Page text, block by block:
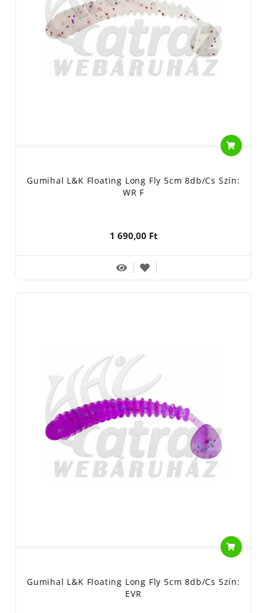
Gumihal L&K Floating Long Fly 5cm 8db/cs Szín:
WR F
1 690,00 Ft
Gumihal L&K Floating Long Fly 5cm 8db/cs Szín:
EVR